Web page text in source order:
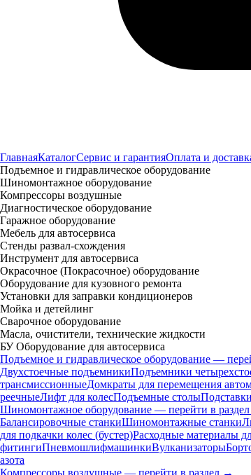
ГлавнаяКаталогСервис и гарантияОплата и
Подъемное и гидравлическое оборудование
Шиномонтажное оборудование
Компрессоры воздушные
Диагностическое оборудование
Гаражное оборудование
Мебель для автосервиса
Стенды развал-схождения
Инструмент для автосервиса
Окрасочное (Покрасочное) оборудование
Оборудование для кузовного ремонта
Установки для заправки кондиционеров
Мойка и детейлинг
Сварочное оборудование
Масла, очистители, технические жидкости
БУ Оборудование для автосервиса
Подъемное и гидравлическое оборудование —
Двухстоечные подъемникиПодъемники
трансмиссионныеДомкраты для перемещения
реечныеЛифт для колесПодъемные столы
Шиномонтажное оборудование — перейти в
Балансировочные станкиШиномонтажные станки
для подкачки колес (бустер)Расходные материалы
фитингиПневмошлифмашинкиВулканизаторы
азота
Компрессоры воздушные — перейти в раздел →